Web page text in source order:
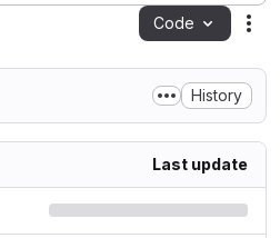
Code
History
Last update